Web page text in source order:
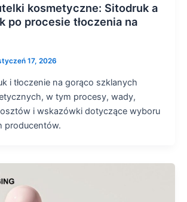
kosmetyczne: Sitodruk a
po procesie tłoczenia na
17, 2026
i tłoczenie na gorąco szklanych
w tym procesy, wady,
i wskazówki dotyczące wyboru
producentów.